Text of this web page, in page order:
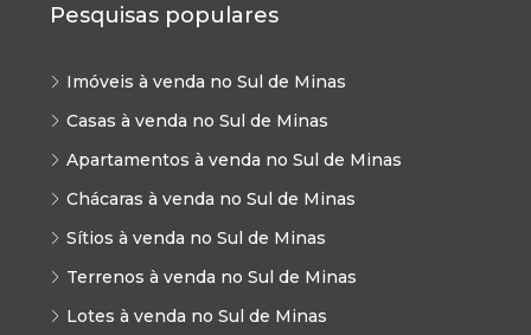
Pesquisas populares
Imóveis à venda no Sul de Minas
Casas à venda no Sul de Minas
Apartamentos à venda no Sul de Minas
Chácaras à venda no Sul de Minas
Sítios à venda no Sul de Minas
Terrenos à venda no Sul de Minas
Lotes à venda no Sul de Minas